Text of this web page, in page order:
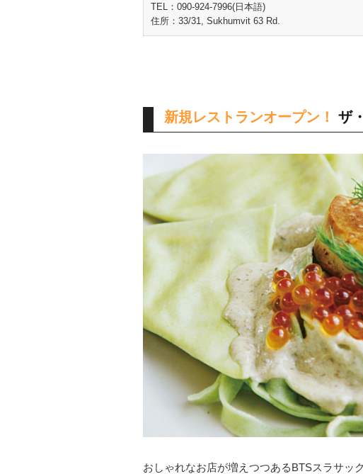
TEL：090-924-7996(日本語)
住所：33/31, Sukhumvit 63 Rd.
新規レストランオープン！ ザ
おしゃれなお店が増えつつあるBTSスラサッ